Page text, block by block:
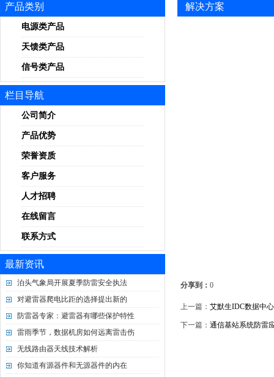
产品类别
电源类产品
天馈类产品
信号类产品
栏目导航
公司简介
产品优势
荣誉资质
客户服务
人才招聘
在线留言
联系方式
最新资讯
泊头气象局开展夏季防雷安全执法
对避雷器爬电比距的选择提出新的
防雷器专家：避雷器有哪些保护特性
雷雨季节，数据机房如何远离雷击伤
无线路由器天线技术解析
你知道有源器件和无源器件的内在
解决方案
分享到： 0
上一篇： 艾默生IDC数据中
下一篇： 通信基站系统防雷